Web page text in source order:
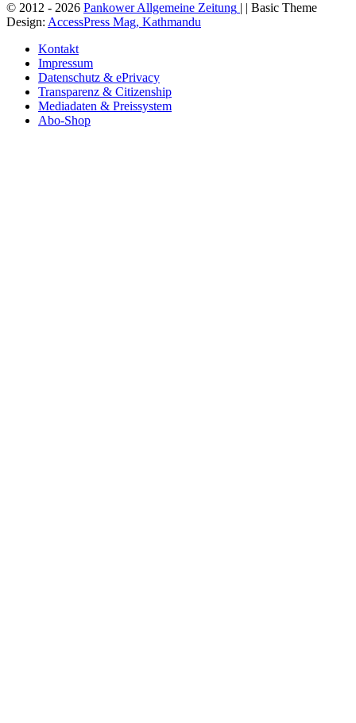
© 2012 - 2026 Pankower Allgemeine Zeitung | | Basic Theme
Design: AccessPress Mag, Kathmandu
Kontakt
Impressum
Datenschutz & ePrivacy
Transparenz & Citizenship
Mediadaten & Preissystem
Abo-Shop